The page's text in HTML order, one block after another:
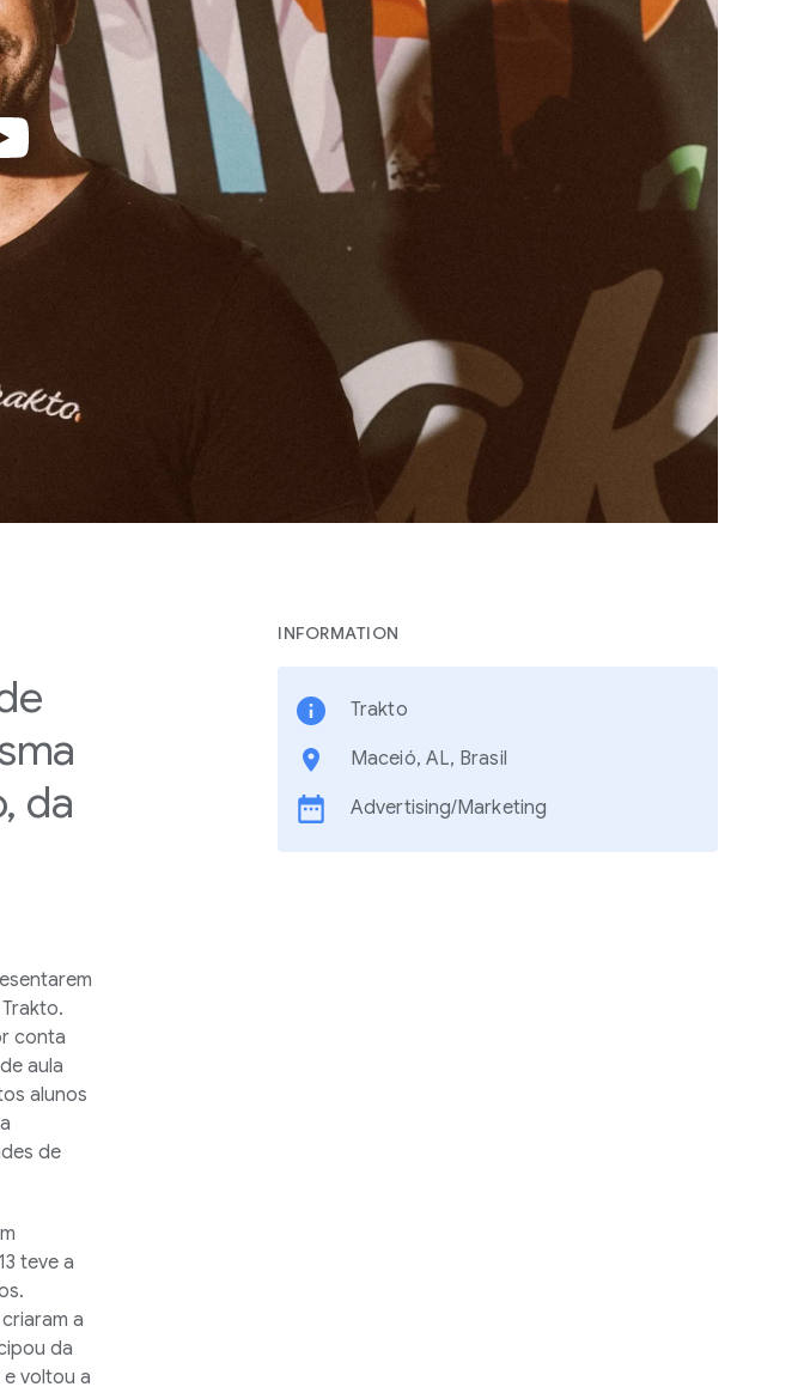
da
conta
aula
alunos
de
teve a
a
da
voltou a
INFORMATION
Trakto
Maceió, AL, Brasil
Advertising/Marketing